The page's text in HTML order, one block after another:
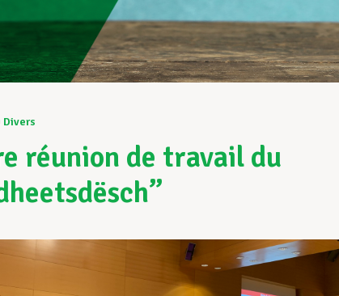
Divers
réunion de travail du